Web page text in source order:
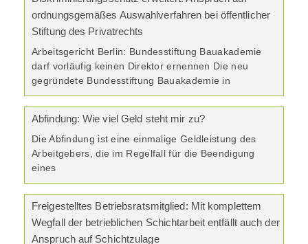
ordnungsgemäßes Auswahlverfahren bei öffentlicher
Stiftung des Privatrechts
Arbeitsgericht Berlin: Bundesstiftung Bauakademie
darf vorläufig keinen Direktor ernennen Die neu
gegründete Bundesstiftung Bauakademie in
Abfindung: Wie viel Geld steht mir zu?
Die Abfindung ist eine einmalige Geldleistung des
Arbeitgebers, die im Regelfall für die Beendigung
eines
Freigestelltes Betriebsratsmitglied: Mit komplettem
Wegfall der betrieblichen Schichtarbeit entfällt auch der
Anspruch auf Schichtzulage